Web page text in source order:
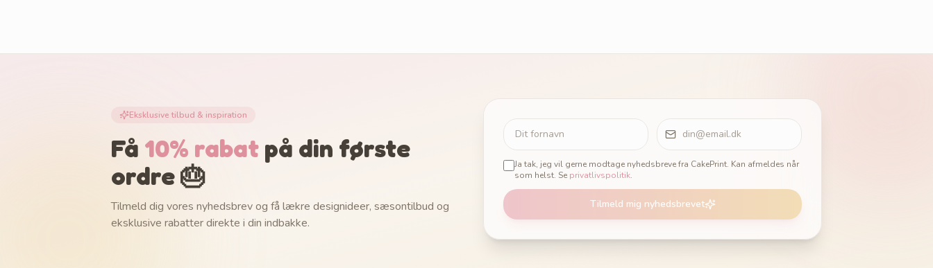
Eksklusive tilbud & inspiration
Få 10% rabat på din første
ordre 🎂
Tilmeld dig vores nyhedsbrev og få lækre designideer, sæsontilbud og
eksklusive rabatter direkte i din indbakke.
Ja tak, jeg vil gerne modtage nyhedsbreve fra CakePrint. Kan afmeldes når
som helst. Se privatlivspolitik.
Tilmeld mig nyhedsbrevet